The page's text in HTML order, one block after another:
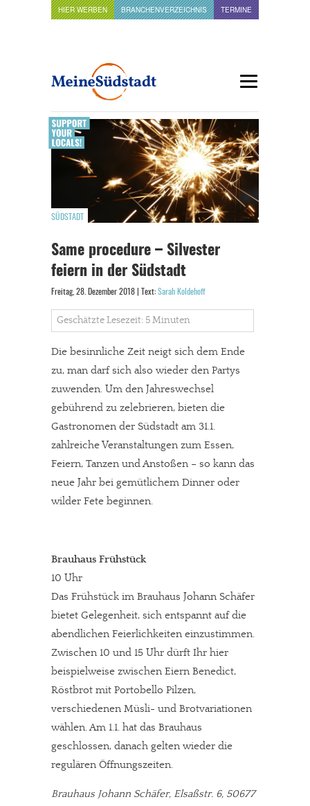
HIER WERBEN BRANCHENVERZEICHNIS TERMINE
SÜDSTADT
Same procedure – Silvester
feiern in der Südstadt
Freitag, 28. Dezember 2018 | Text: Sarah Koldehoff
Geschätzte Lesezeit: 5 Minuten
Die besinnliche Zeit neigt sich dem Ende
zu, man darf sich also wieder den Partys
zuwenden. Um den Jahreswechsel
gebührend zu zelebrieren, bieten die
Gastronomen der Südstadt am 31.1.
zahlreiche Veranstaltungen zum Essen,
Feiern, Tanzen und Anstoßen – so kann das
neue Jahr bei gemütlichem Dinner oder
wilder Fete beginnen.
Brauhaus Frühstück
10 Uhr
Das Frühstück im Brauhaus Johann Schäfer
bietet Gelegenheit, sich entspannt auf die
abendlichen Feierlichkeiten einzustimmen.
Zwischen 10 und 15 Uhr dürft Ihr hier
beispielweise zwischen Eiern Benedict,
Röstbrot mit Portobello Pilzen,
verschiedenen Müsli- und Brotvariationen
wählen. Am 1.1. hat das Brauhaus
geschlossen, danach gelten wieder die
regulären Öffnungszeiten.
Brauhaus Johann Schäfer, Elsaßstr. 6, 50677